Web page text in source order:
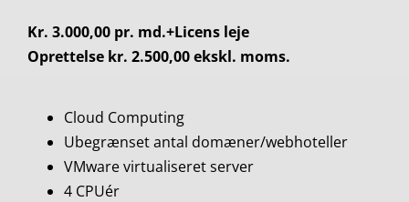
Kr. 3.000,00 pr. md.+Licens leje
Oprettelse kr. 2.500,00 ekskl. moms.
Cloud Computing
Ubegrænset antal domæner/webhoteller
VMware virtualiseret server
4 CPUér